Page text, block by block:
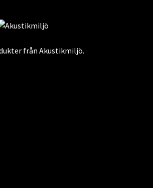
från Akustikmiljö.